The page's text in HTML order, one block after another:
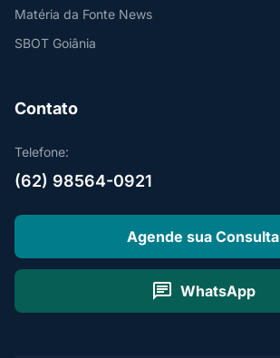
Matéria da Fonte News
SBOT Goiânia
Contato
Telefone:
(62) 98564-0921
Agende sua Consulta
chat WhatsApp